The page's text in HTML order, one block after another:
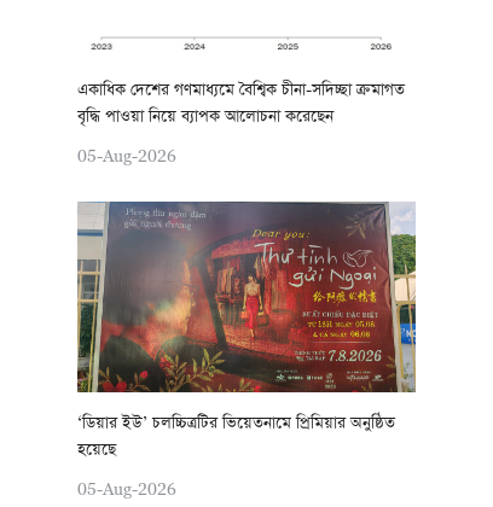
একাধিক দেশের গণমাধ্যমে বৈশ্বিক চীনা-সদিচ্ছা ক্রমাগত
বৃদ্ধি পাওয়া নিয়ে ব্যাপক আলোচনা করেছেন
05-Aug-2026
‘ডিয়ার ইউ’ চলচ্চিত্রটির ভিয়েতনামে প্রিমিয়ার অনুষ্ঠিত
হয়েছে
05-Aug-2026